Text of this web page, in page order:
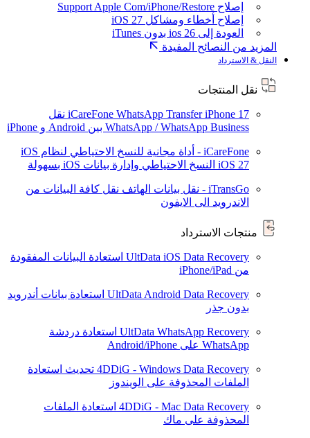
إصلاح Support Apple Com/iPhone/Restore
إصلاح أخطاء ومشاكل iOS 27
العودة إلى ios 26 بدون iTunes
المزيد من النصائح المفيدة
النقل & الاسترداد
نقل المنتجات
iCareFone WhatsApp TransferiPhone 17
نقل
WhatsApp / WhatsApp Business بين Android و iPhone
iCareFone - أداة مجانية للنسخ الاحتياطي لنظام iOS
iOS 27 النسخ الاحتياطي وإدارة بيانات iOS بسهولة
iTransGo - نقل بيانات الهاتف
نقل كافة البيانات من
الاندرويد الى الايفون
منتجات الاسترداد
UltData iOS Data Recovery استعادة البيانات المفقودة
من iPhone/iPad
UltData Android Data Recovery استعادة بيانات أندرويد
بدون جذر
UltData WhatsApp Recovery استعادة دردشة
WhatsApp على Android/iPhone
4DDiG - Windows Data Recovery تحديث استعادة
الملفات المحذوفة على الويندوز
4DDiG - Mac Data Recovery استعادة الملفات
المحذوفة على ماك